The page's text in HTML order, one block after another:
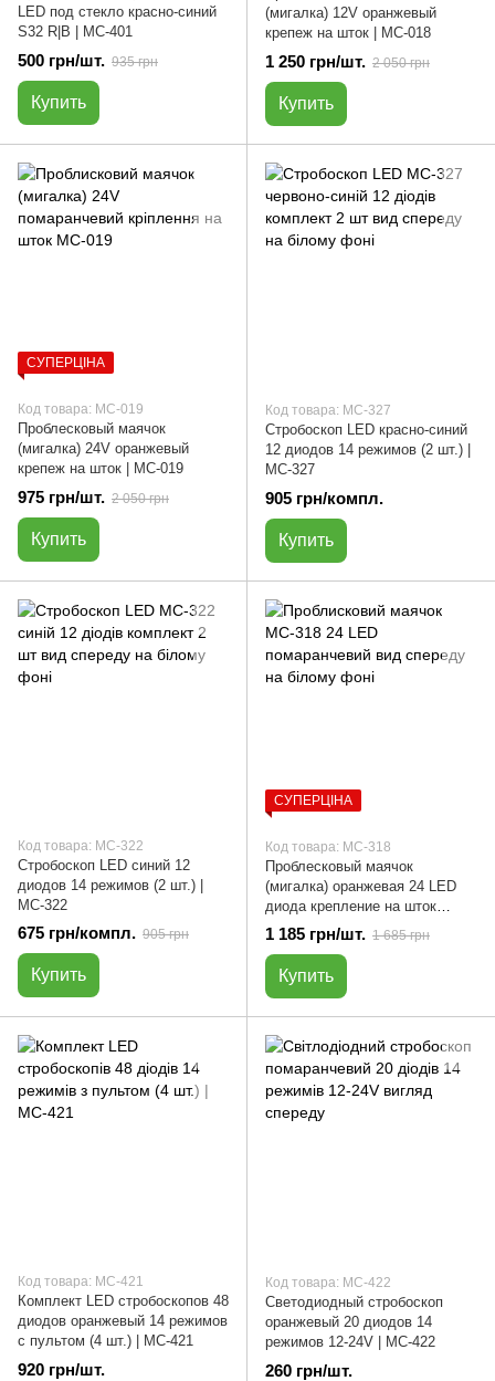
LED под стекло красно-синий
S32 R|B | МС-401
500 грн/шт. 935 грн
Купить
(мигалка) 12V оранжевый
крепеж на шток | МС-018
1 250 грн/шт. 2 050 грн
Купить
СУПЕРЦІНА
Код товара: МС-019
Проблесковый маячок
(мигалка) 24V оранжевый
крепеж на шток | МС-019
975 грн/шт. 2 050 грн
Купить
Код товара: МС-327
Стробоскоп LED красно-синий
12 диодов 14 режимов (2 шт.) |
МС-327
905 грн/компл.
Купить
Код товара: МС-322
Стробоскоп LED синий 12
диодов 14 режимов (2 шт.) |
МС-322
675 грн/компл. 905 грн
Купить
СУПЕРЦІНА
Код товара: МС-318
Проблесковый маячок
(мигалка) оранжевая 24 LED
диода крепление на шток
беспроводного соединения |
МС-318
1 185 грн/шт. 1 685 грн
Купить
Код товара: МС-421
Комплект LED стробоскопов 48
диодов оранжевый 14 режимов
с пультом (4 шт.) | МС-421
920 грн/шт.
Код товара: МС-422
Светодиодный стробоскоп
оранжевый 20 диодов 14
режимов 12-24V | МС-422
260 грн/шт.